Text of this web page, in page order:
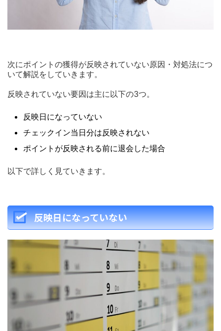
次にポイントの獲得が反映されていない原因・対処法につ
いて解説をしていきます。
反映されていない要因は主に以下の3つ。
反映日になっていない
チェックイン当日分は反映されない
ポイントが反映される前に退会した場合
以下で詳しく見ていきます。
反映日になっていない